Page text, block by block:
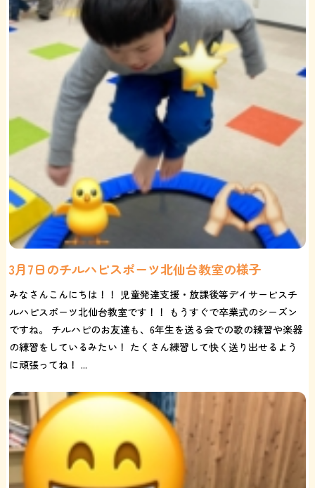
3月7日のチルハピスポーツ北仙台教室の様子
みなさんこんにちは！！ 児童発達支援・放課後等デイサービスチ
ルハピスポーツ北仙台教室です！！ もうすぐで卒業式のシーズン
ですね。 チルハピのお友達も、6年生を送る会での歌の練習や楽器
の練習をしているみたい！ たくさん練習して快く送り出せるよう
に頑張ってね！ ...